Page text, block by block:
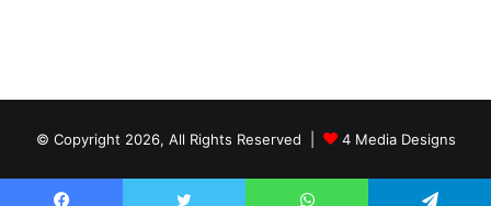
© Copyright 2026, All Rights Reserved | 4 Media Designs